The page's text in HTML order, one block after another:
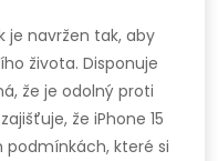
je navržen tak, aby
života. Disponuje
že je odolný proti
že iPhone 15
které si